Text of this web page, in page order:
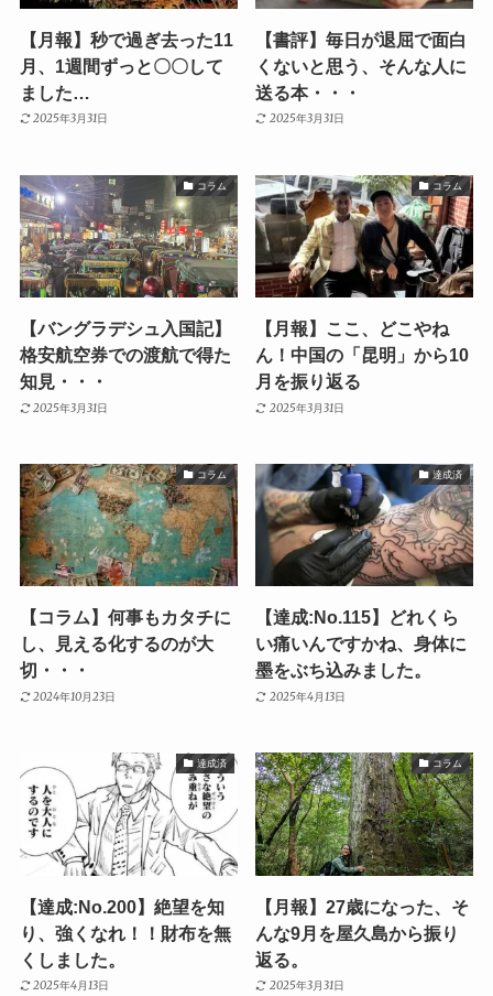
【月報】秒で過ぎ去った11
月、1週間ずっと〇〇して
ました…
2025年3月31日
【書評】毎日が退屈で面白
くないと思う、そんな人に
送る本・・・
2025年3月31日
コラム
【バングラデシュ入国記】
格安航空券での渡航で得た
知見・・・
2025年3月31日
コラム
【月報】ここ、どこやね
ん！中国の「昆明」から10
月を振り返る
2025年3月31日
コラム
【コラム】何事もカタチに
し、見える化するのが大
切・・・
2024年10月23日
達成済
【達成:No.115】どれくら
い痛いんですかね、身体に
墨をぶち込みました。
2025年4月13日
達成済
【達成:No.200】絶望を知
り、強くなれ！！財布を無
くしました。
2025年4月13日
コラム
【月報】27歳になった、そ
んな9月を屋久島から振り
返る。
2025年3月31日